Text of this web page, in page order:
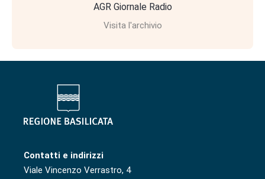
AGR Giornale Radio
Visita l'archivio
Contatti e indirizzi
Viale Vincenzo Verrastro, 4